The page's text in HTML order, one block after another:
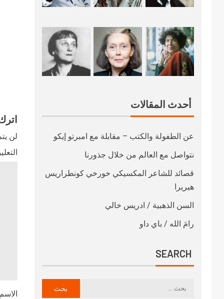
لن
الاسم
أحدث المقالات
عن الطفولة والكتب – مقابلة مع امبرتو إيكو
نتواصل مع العالم من خلال جذورنا
قصائد للشاعر المكسيكي خورخي كونطراريس
هيريرا
السن الذهبية / ادريس خالي
رامَ الله / باي داو
SEARCH